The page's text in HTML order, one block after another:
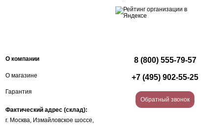
О компании
О магазине
Гарантия
Фактический адрес (склад):
г. Москва, Измайловское шоссе,
8 (800) 555-79-57
+7 (495) 902-55-25
Обратный звонок